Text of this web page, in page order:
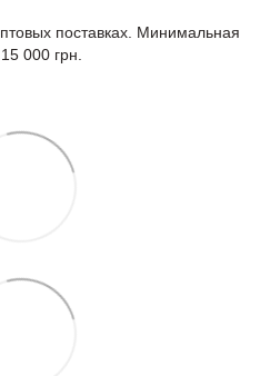
поставках. Минимальная
000 грн.